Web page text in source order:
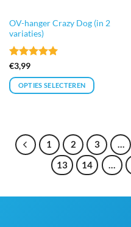
OV-hanger Crazy Dog (in 2
variaties)
Gewaardeerd
5uit 5
€3,99
OPTIES SELECTEREN
heeft
meerdere
1 2 3 …
13
14